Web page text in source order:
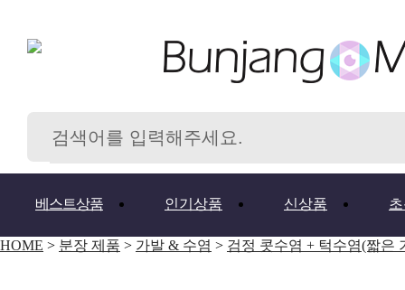
베스트상품 인기상품 신상품
HOME > 분장 제품 > 가발 & 수염 > 검정 콧수염 + 턱수염(짧은